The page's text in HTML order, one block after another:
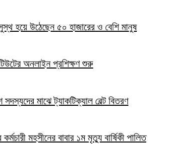
হয়ে উঠেছেন ৫০ হাজারের ও বেশি মানুষ
অনলাইন প্রশিক্ষণ শুরু
মাঝে ট্যাকটিক্যাল বেল্ট বিতরণ
মহসীনের বাবার ১ম মৃত্যু বার্ষিকী পালিত